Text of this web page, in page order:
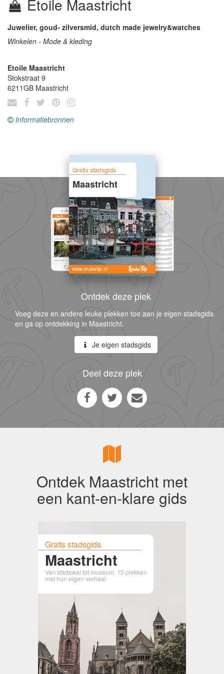
Etoile Maastricht
Juwelier, goud- zilversmid, dutch made jewelry&watches
Winkelen - Mode & kleding
Etoile Maastricht
Stokstraat 9
6211GB Maastricht
Informatiebronnen
Gratis stadsgids
Maastricht
www.leuketip.nl
Ontdek deze plek
Voeg deze en andere leuke plekken toe aan je eigen stadsgids
en ga op ontdekking in Maastricht.
Je eigen stadsgids
Deel deze plek
Ontdek Maastricht met
een kant-en-klare gids
Gratis stadsgids
Maastricht
Van stadswal tot museum. 15 plekken
met hun eigen verhaal